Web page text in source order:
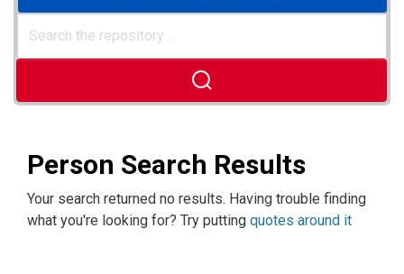
Person Search Results
Your search returned no results. Having trouble finding
what you're looking for? Try putting quotes around it